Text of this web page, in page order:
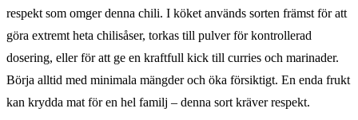
respekt som omger denna chili. I köket används sorten främst för att
göra extremt heta chilisåser, torkas till pulver för kontrollerad
dosering, eller för att ge en kraftfull kick till curries och marinader.
Börja alltid med minimala mängder och öka försiktigt. En enda frukt
kan krydda mat för en hel familj – denna sort kräver respekt.